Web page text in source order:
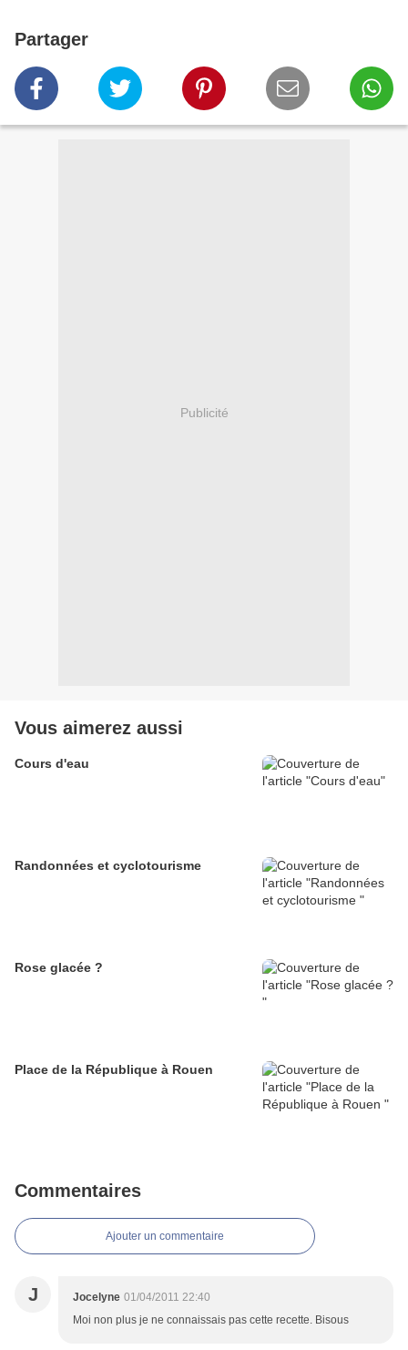
Partager
Publicité
Vous aimerez aussi
Cours d'eau
Randonnées et cyclotourisme
Rose glacée ?
Place de la République à Rouen
Commentaires
Ajouter un commentaire
J Jocelyne 01/04/2011 22:40
Moi non plus je ne connaissais pas cette recette. Bisous